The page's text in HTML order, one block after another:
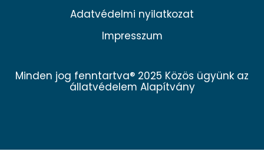
Minden jog fenntartva® 2025 Közös ügyünk az
állatvédelem Alapítvány
Adatvédelmi nyilatkozat
Impresszum